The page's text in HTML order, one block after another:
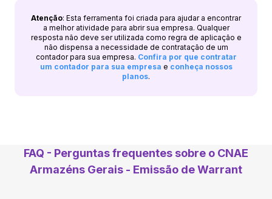
Atenção: Esta ferramenta foi criada para ajudar a encontrar
a melhor atividade para abrir sua empresa. Qualquer
resposta não deve ser utilizada como regra de aplicação e
não dispensa a necessidade de contratação de um
contador para sua empresa. Confira por que contratar
um contador para sua empresa e conheça nossos
planos.
FAQ - Perguntas frequentes sobre o CNAE
Armazéns Gerais - Emissão de Warrant